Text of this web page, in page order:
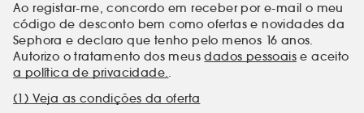
Ao registar-me, concordo em receber por e-mail o meu
código de desconto bem como ofertas e novidades da
Sephora e declaro que tenho pelo menos 16 anos.
Autorizo o tratamento dos meusdados pessoais e aceito
a política de privacidade..
(1) Veja as condições da oferta